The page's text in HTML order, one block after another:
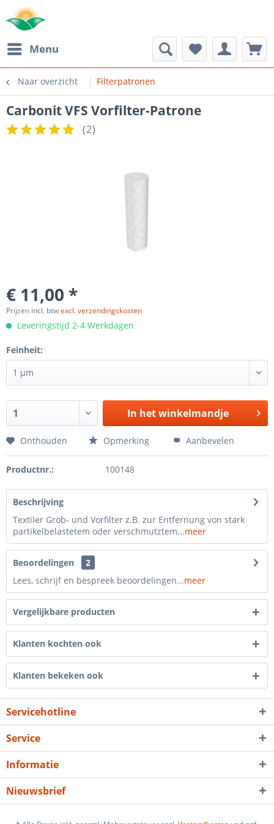
Menu
Naar overzicht Filterpatronen
Carbonit VFS Vorfilter-Patrone
(2)
€ 11,00 *
Prijzen incl. btwexcl. verzendingskosten
Leveringstijd 2-4 Werkdagen
Feinheit:
In hetwinkelmandje
Onthouden Opmerking Aanbevelen
Productnr.: 100148
Beschrijving
Textiler Grob- und Vorfilter z.B. zur Entfernung von stark
partikelbelastetem oder verschmutztem...meer
Beoordelingen
2
Lees, schrijf en bespreek beoordelingen...meer
Vergelijkbare producten
Klanten kochten ook
Klanten bekeken ook
Servicehotline
Service
Informatie
Nieuwsbrief